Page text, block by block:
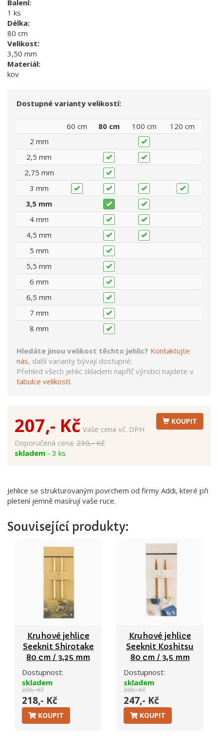
Balení:
1 ks
Délka:
80 cm
Velikost:
3,50 mm
Materiál:
kov
Dostupné varianty velikostí:
60 cm 80 cm 100 cm
120 cm
2 mm
2,5 mm
2,75 mm
3 mm
3,5 mm
4 mm
4,5 mm
5 mm
5,5 mm
6 mm
6,5 mm
7 mm
8 mm
Hledáte jinou velikost těchto jehlic? Kontaktujte
nás, další varianty bývají dostupné.
Přehled všech jehlic skladem napříč výrobci najdete v
tabulce velikostí.
KOUPIT
207,- Kč Vaše cena vč. DPH
Doporučená cena: 230,- Kč
skladem - 3 ks
Jehlice se strukturovaným povrchem od firmy Addi, které při
pletení jemně masírují vaše ruce.
Související produkty:
Kruhové jehlice
Seeknit Shirotake
80 cm / 3,25 mm
Dostupnost:
skladem
220,- Kč
218,- Kč
KOUPIT
Kruhové jehlice
Seeknit Koshitsu
80 cm / 3,5 mm
Dostupnost:
skladem
260,- Kč
247,- Kč
KOUPIT